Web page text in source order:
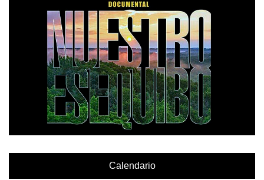
Calendario